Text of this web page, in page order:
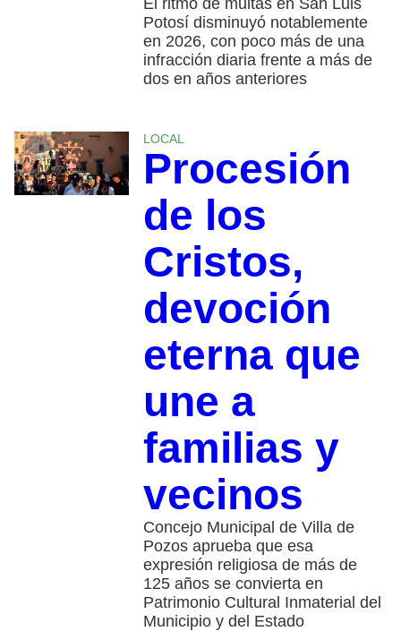
Potosí disminuyó notablemente
en 2026, con poco más de una
infracción diaria frente a más de
dos en años anteriores
LOCAL
Procesión
de los
Cristos,
devoción
eterna que
une a
familias y
vecinos
Concejo Municipal de Villa de
Pozos aprueba que esa
expresión religiosa de más de
125 años se convierta en
Patrimonio Cultural Inmaterial del
Municipio y del Estado